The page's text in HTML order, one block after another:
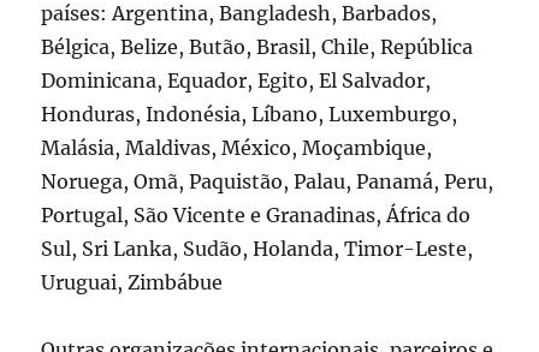
países: Argentina, Bangladesh, Barbados,
Bélgica, Belize, Butão, Brasil, Chile, República
Dominicana, Equador, Egito, El Salvador,
Honduras, Indonésia, Líbano, Luxemburgo,
Malásia, Maldivas, México, Moçambique,
Noruega, Omã, Paquistão, Palau, Panamá, Peru,
Portugal, São Vicente e Granadinas, África do
Sul, Sri Lanka, Sudão, Holanda, Timor-Leste,
Uruguai, Zimbábue